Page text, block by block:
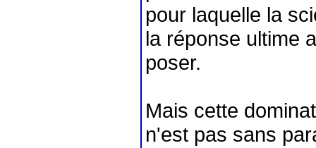
pour laquelle la
la réponse ultime
poser.
Mais cette
n'est pas sans